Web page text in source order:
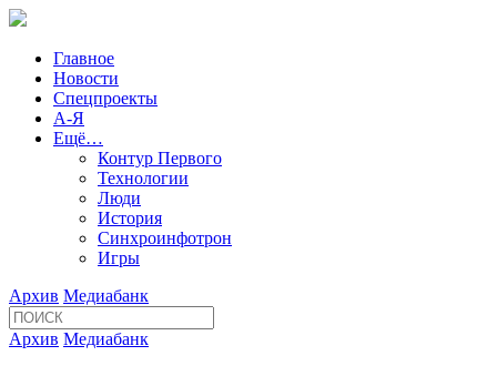
Главное
Новости
Спецпроекты
А-Я
Ещё…
Контур Первого
Технологии
Люди
История
Синхроинфотрон
Игры
Архив Медиабанк
Архив Медиабанк